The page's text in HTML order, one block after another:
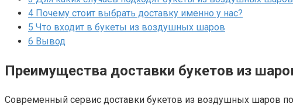
4 Почему стоит выбрать доставку именно у нас?
5 Что входит в букеты из воздушных шаров
6 Вывод
Преимущества доставки букетов из
Современный сервис доставки букетов из воздушных шаров